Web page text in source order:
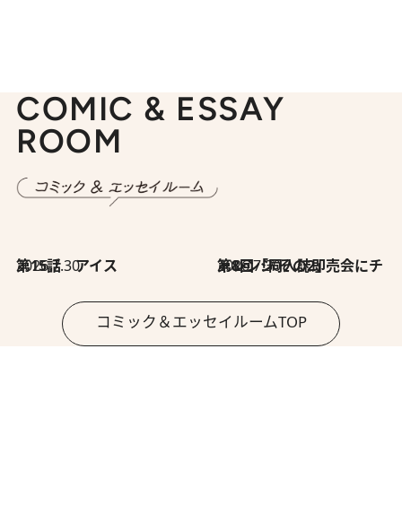
COMIC & ESSAY
ROOM
2026.7.30
第15話 アイス 2026.7.30
第8回「同人誌即売会にチャレンジ その2」
コミック＆エッセイルームTOP